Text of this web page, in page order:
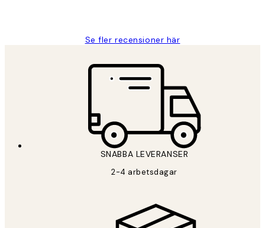
Se fler recensioner här
SNABBA LEVERANSER
2-4 arbetsdagar